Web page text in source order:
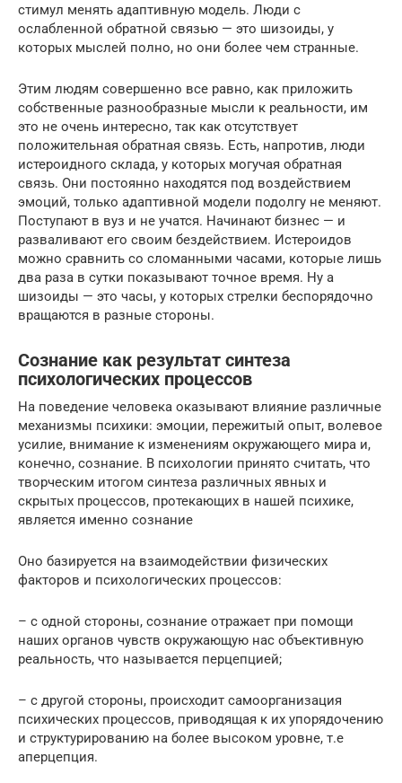
стимул менять адаптивную модель. Люди с
ослабленной обратной связью — это шизоиды, у
которых мыслей полно, но они более чем странные.
Этим людям совершенно все равно, как приложить
собственные разнообразные мысли к реальности, им
это не очень интересно, так как отсутствует
положительная обратная связь. Есть, напротив, люди
истероидного склада, у которых могучая обратная
связь. Они постоянно находятся под воздействием
эмоций, только адаптивной модели подолгу не меняют.
Поступают в вуз и не учатся. Начинают бизнес — и
разваливают его своим бездействием. Истероидов
можно сравнить со сломанными часами, которые лишь
два раза в сутки показывают точное время. Ну а
шизоиды — это часы, у которых стрелки беспорядочно
вращаются в разные стороны.
Сознание как результат синтеза
психологических процессов
На поведение человека оказывают влияние различные
механизмы психики: эмоции, пережитый опыт, волевое
усилие, внимание к изменениям окружающего мира и,
конечно, сознание. В психологии принято считать, что
творческим итогом синтеза различных явных и
скрытых процессов, протекающих в нашей психике,
является именно сознание
Оно базируется на взаимодействии физических
факторов и психологических процессов:
– с одной стороны, сознание отражает при помощи
наших органов чувств окружающую нас объективную
реальность, что называется перцепцией;
– с другой стороны, происходит самоорганизация
психических процессов, приводящая к их упорядочению
и структурированию на более высоком уровне, т.е
аперцепция.